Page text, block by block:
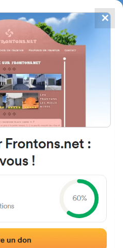
FRONTÓN
FRONTÓN
Francia
la République
Comentarios y reseñas
✕